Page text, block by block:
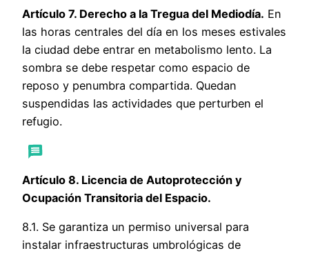
Artículo 7. Derecho a la Tregua del Mediodía. En
las horas centrales del día en los meses estivales
la ciudad debe entrar en metabolismo lento. La
sombra se debe respetar como espacio de
reposo y penumbra compartida. Quedan
suspendidas las actividades que perturben el
refugio.
Artículo 8. Licencia de Autoprotección y
Ocupación Transitoria del Espacio.
8.1. Se garantiza un permiso universal para
instalar infraestructuras umbrológicas de